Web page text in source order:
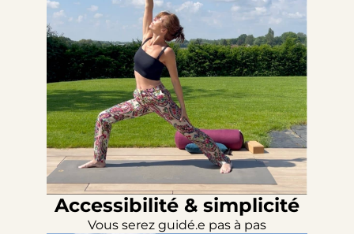
Accessibilité & simplicité
Vous serez guidé.e pas à pas